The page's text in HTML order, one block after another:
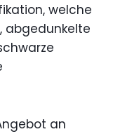
welche
abgedunkelte
an